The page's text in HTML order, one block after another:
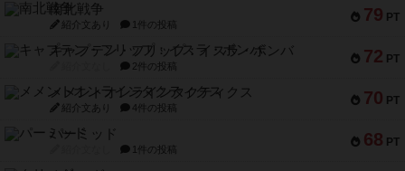
79 PT
南北戦争
紹介文あり 1件の投稿
72 PT
キャプテン・フリップ：イスラ・ボンバ
2件の投稿
70 PT
メメントオンラインタクティクス
紹介文あり 4件の投稿
68 PT
パーミッド
1件の投稿